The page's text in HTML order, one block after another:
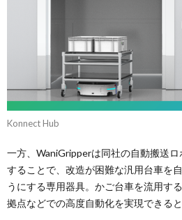
Konnect Hub
一方、WaniGripperは同社の自動搬送
することで、改造が困難な汎用台車を
うにする専用器具。かご台車を流用す
拠点などでの高度自動化を実現できると